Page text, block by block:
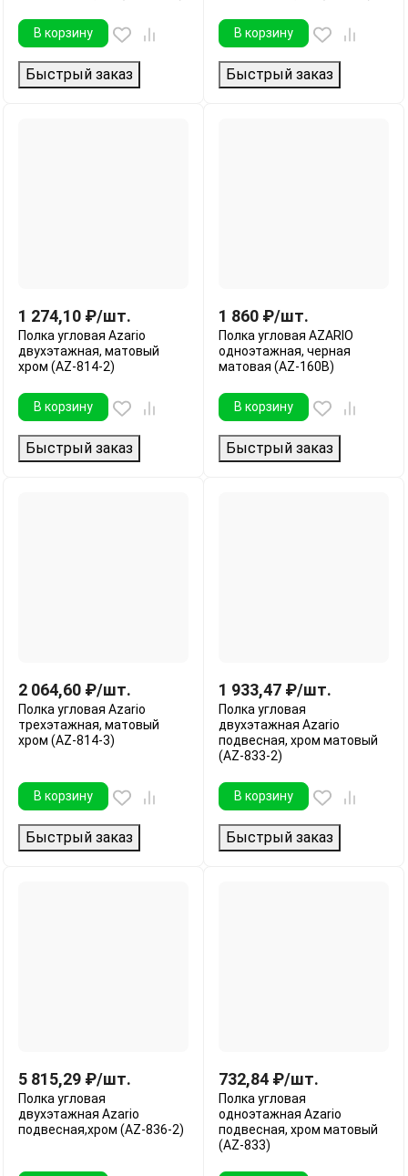
В корзину
Быстрый заказ
В корзину
Быстрый заказ
1 274,10 ₽/шт.
Полка угловая Azario
двухэтажная, матовый
хром (AZ-814-2)
В корзину
Быстрый заказ
1 860 ₽/шт.
Полка угловая AZARIO
одноэтажная, черная
матовая (AZ-160B)
В корзину
Быстрый заказ
2 064,60 ₽/шт.
Полка угловая Azario
трехэтажная, матовый
хром (AZ-814-3)
В корзину
Быстрый заказ
1 933,47 ₽/шт.
Полка угловая
двухэтажная Azario
подвесная, хром матовый
(AZ-833-2)
В корзину
Быстрый заказ
5 815,29 ₽/шт.
Полка угловая
двухэтажная Azario
подвесная,хром (AZ-836-2)
732,84 ₽/шт.
Полка угловая
одноэтажная Azario
подвесная, хром матовый
(AZ-833)